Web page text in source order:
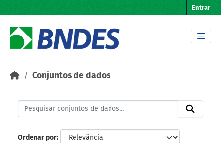
Entrar
Conjuntos de dados
Ordenar por